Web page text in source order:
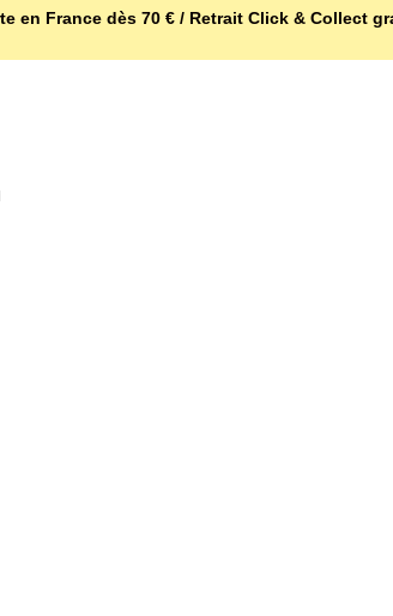
en France dès 70 € / Retrait Click & Collect